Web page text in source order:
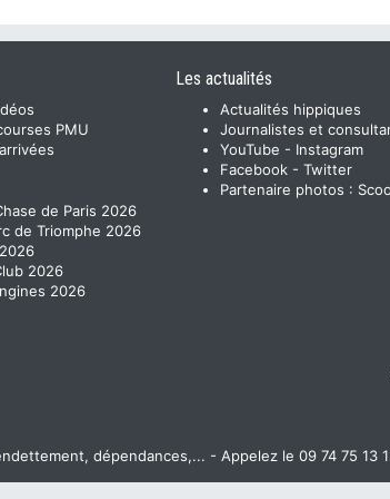
PMU
de Paris 2026
de Triomphe 2026
2026
2026
Les actualités
Actualités hippiques
Journalistes et
YouTube - Instagram
Facebook - Twitter
Partenaire photos :
dépendances,... - Appelez le 09 74 75 13